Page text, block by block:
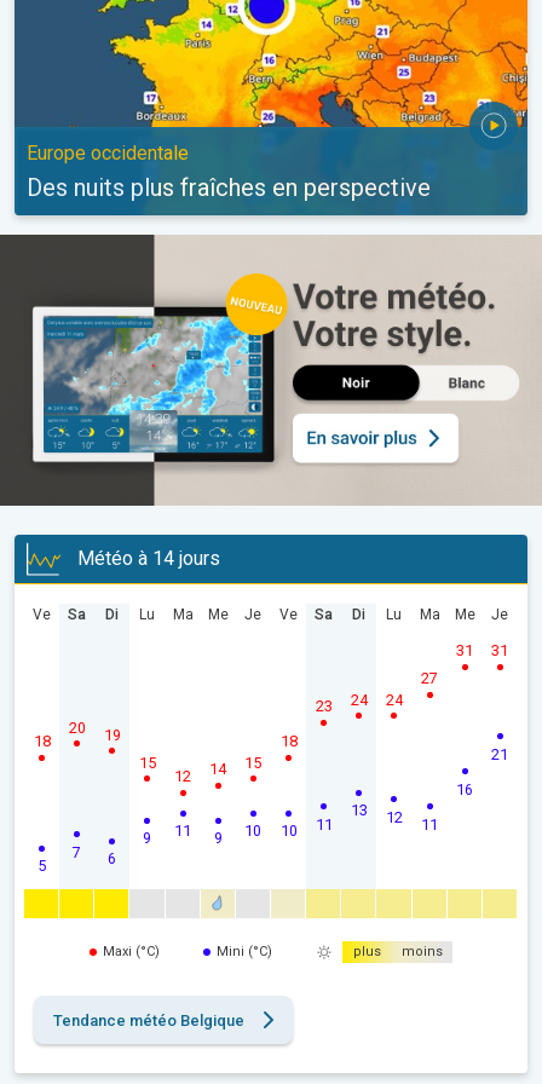
Europe occidentale
Des nuits plus fraîches en perspective
Météo à 14 jours
Ve
5
18
Sa
7
20
Di
6
19
Lu
9
15
Ma
11
12
Me
9
14
Je
10
15
Ve
10
18
Sa
11
23
Di
13
24
Lu
12
24
Ma
11
27
Me
16
31
Je
21
31
Maxi (°C) Mini (°C) plus moins
Tendance météo Belgique